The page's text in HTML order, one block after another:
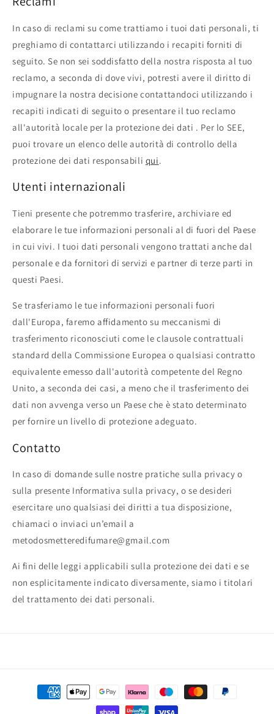
In caso di reclami su come trattiamo i tuoi dati personali, ti
preghiamo di contattarci utilizzando i recapiti forniti di
seguito. Se non sei soddisfatto della nostra risposta al tuo
reclamo, a seconda di dove vivi, potresti avere il diritto di
impugnare la nostra decisione contattandoci utilizzando i
recapiti indicati di seguito o presentare il tuo reclamo
all'autorità locale per la protezione dei dati . Per lo SEE,
puoi trovare un elenco delle autorità di controllo della
protezione dei dati responsabili qui.
Utenti internazionali
Tieni presente che potremmo trasferire, archiviare ed
elaborare le tue informazioni personali al di fuori del Paese
in cui vivi. I tuoi dati personali vengono trattati anche dal
personale e da fornitori di servizi e partner di terze parti in
questi Paesi.
Se trasferiamo le tue informazioni personali fuori
dall'Europa, faremo affidamento su meccanismi di
trasferimento riconosciuti come le clausole contrattuali
standard della Commissione Europea o qualsiasi contratto
equivalente emesso dall'autorità competente del Regno
Unito, a seconda dei casi, a meno che il trasferimento dei
dati non avvenga verso un Paese che è stato determinato
per fornire un livello di protezione adeguato.
Contatto
In caso di domande sulle nostre pratiche sulla privacy o
sulla presente Informativa sulla privacy, o se desideri
esercitare uno qualsiasi dei diritti a tua disposizione,
chiamaci o inviaci un’email a
metodosmetteredifumare@gmail.com
Ai fini delle leggi applicabili sulla protezione dei dati e se
non esplicitamente indicato diversamente, siamo i titolari
del trattamento dei dati personali.
Metodi